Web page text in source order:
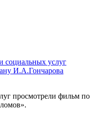
социальных услуг
И.А.Гончарова
просмотрели фильм по